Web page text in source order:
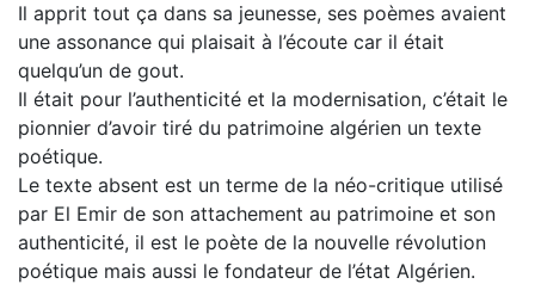
Il apprit tout ça dans sa jeunesse, ses poèmes avaient
une assonance qui plaisait à l’écoute car il était
quelqu’un de gout.
Il était pour l’authenticité et la modernisation, c’était le
pionnier d’avoir tiré du patrimoine algérien un texte
poétique.
Le texte absent est un terme de la néo-critique utilisé
par El Emir de son attachement au patrimoine et son
authenticité, il est le poète de la nouvelle révolution
poétique mais aussi le fondateur de l’état Algérien.